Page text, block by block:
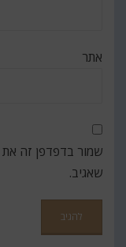
אתר
שמור בדפדפן זה
שאגיב.